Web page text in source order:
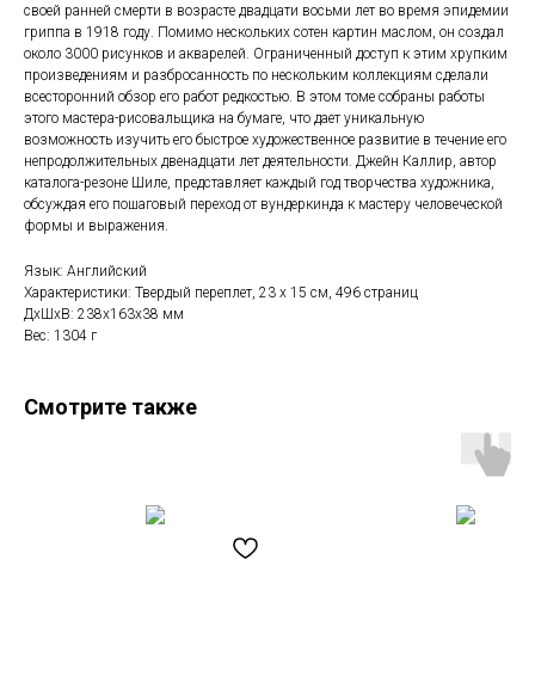
своей ранней смерти в возрасте двадцати восьми лет во время эпидемии
гриппа в 1918 году. Помимо нескольких сотен картин маслом, он создал
около 3000 рисунков и акварелей. Ограниченный доступ к этим хрупким
произведениям и разбросанность по нескольким коллекциям сделали
всесторонний обзор его работ редкостью. В этом томе собраны работы
этого мастера-рисовальщика на бумаге, что дает уникальную
возможность изучить его быстрое художественное развитие в течение его
непродолжительных двенадцати лет деятельности. Джейн Каллир, автор
каталога-резоне Шиле, представляет каждый год творчества художника,
обсуждая его пошаговый переход от вундеркинда к мастеру человеческой
формы и выражения.
Язык: Английский
Характеристики: Твердый переплет, 23 х 15 см, 496 страниц
ДxШxВ: 238x163x38 мм
Вес: 1304 г
Смотрите также